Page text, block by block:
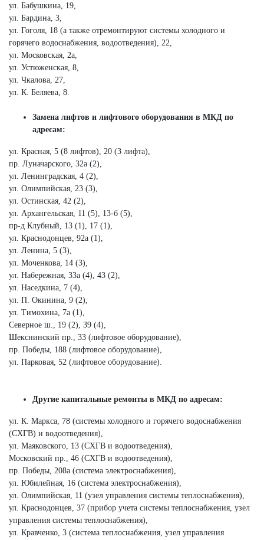
ул. Бабушкина, 19,
ул. Бардина, 3,
ул. Гоголя, 18 (а также отремонтируют системы холодного и
горячего водоснабжения, водоотведения), 22,
ул. Московская, 2а,
ул. Устюженская, 8,
ул. Чкалова, 27,
ул. К. Беляева, 8.
Замена лифтов и лифтового оборудования в МКД по
адресам:
ул. Красная, 5 (8 лифтов), 20 (3 лифта),
пр. Луначарского, 32а (2),
ул. Ленинградская, 4 (2),
ул. Олимпийская, 23 (3),
ул. Остинская, 42 (2),
ул. Архангельская, 11 (5), 13-б (5),
пр-д Клубный, 13 (1), 17 (1),
ул. Краснодонцев, 92а (1),
ул. Ленина, 5 (3),
ул. Моченкова, 14 (3),
ул. Набережная, 33а (4), 43 (2),
ул. Наседкина, 7 (4),
ул. П. Окинина, 9 (2),
ул. Тимохина, 7а (1),
Северное ш., 19 (2), 39 (4),
Шекснинский пр., 33 (лифтовое оборудование),
пр. Победы, 188 (лифтовое оборудование),
ул. Парковая, 52 (лифтовое оборудование).
Другие капитальные ремонты в МКД по адресам:
ул. К. Маркса, 78 (системы холодного и горячего водоснабжения
(СХГВ) и водоотведения),
ул. Маяковского, 13 (СХГВ и водоотведения),
Московский пр., 46 (СХГВ и водоотведения),
пр. Победы, 208а (система электроснабжения),
ул. Юбилейная, 16 (система электроснабжения),
ул. Олимпийская, 11 (узел управления системы теплоснабжения),
ул. Краснодонцев, 37 (прибор учета системы теплоснабжения, узел
управления системы теплоснабжения),
ул. Кравченко, 3 (система теплоснабжения, узел управления